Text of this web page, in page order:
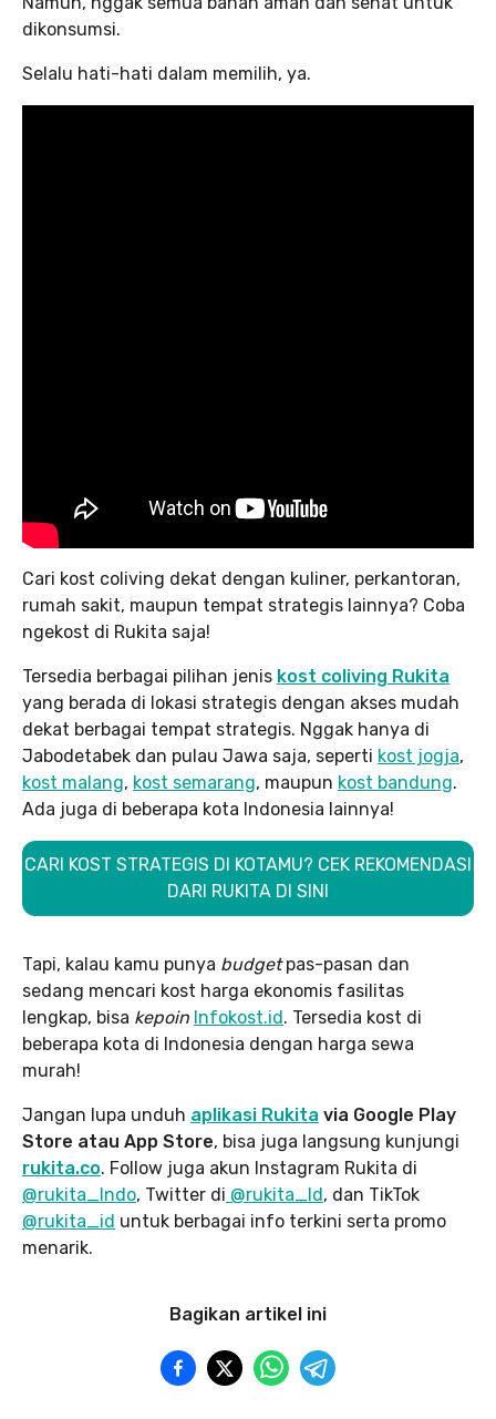
dikonsumsi.
Selalu hati-hati dalam memilih, ya.
Cari kost coliving dekat dengan kuliner, perkantoran,
rumah sakit, maupun tempat strategis lainnya? Coba
ngekost di Rukita saja!
Tersedia berbagai pilihan jenis kost coliving Rukita
yang berada di lokasi strategis dengan akses mudah
dekat berbagai tempat strategis. Nggak hanya di
Jabodetabek dan pulau Jawa saja, seperti kost jogja,
kost malang, kost semarang, maupun kost bandung.
Ada juga di beberapa kota Indonesia lainnya!
CARI KOST STRATEGIS DI KOTAMU? CEK REKOMENDASI
DARI RUKITA DI SINI
Tapi, kalau kamu punya budgetpas-pasan dan
sedang mencari kost harga ekonomis fasilitas
lengkap, bisa kepoin Infokost.id. Tersedia kost di
beberapa kota di Indonesia dengan harga sewa
murah!
Jangan lupa unduh aplikasi Rukita via Google Play
Store atau App Store, bisa juga langsung kunjungi
rukita.co. Follow juga akun Instagram Rukita di
@rukita_Indo, Twitter di @rukita_Id, dan TikTok
@rukita_id untuk berbagai info terkini serta promo
menarik.
Bagikan artikel ini